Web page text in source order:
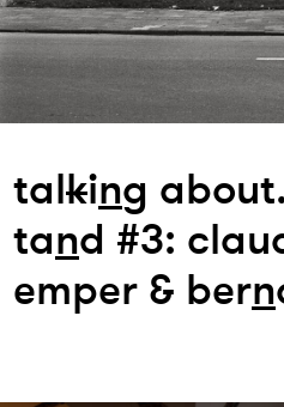
talking
tand #3:
emper & bern